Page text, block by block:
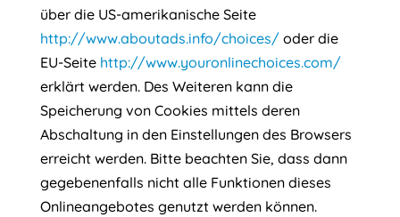
über die US-amerikanische Seite
http://www.aboutads.info/choices/oder die
EU-Seite http://www.youronlinechoices.com/
erklärt werden. Des Weiteren kann die
Speicherung von Cookies mittels deren
Abschaltung in den Einstellungen des Browsers
erreicht werden. Bitte beachten Sie, dass dann
gegebenenfalls nicht alle Funktionen dieses
Onlineangebotes genutzt werden können.